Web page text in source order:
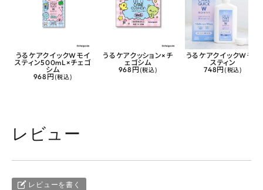
うるケアクイックWモイ
スティン500mL×チェゴ
シム
968円 (税込)
うるケアクッション×チ
ェゴシム
968円 (税込)
うるケアクイックWモイ
スティン
748円 (税込)
レビュー
レビューを書く